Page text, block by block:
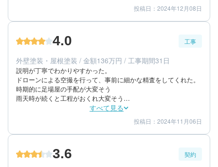
担当さんの連絡紙スピーディーだった事は良かった事です！質問
等LINEするとすぐ返信ありました！
金額感 5
担当者 5
50代/女性/一戸建て
築年数：20年
投稿日：2024年12月08日
4.0 工事
外壁塗装・屋根塗装 / 金額136万円 / 工事期間31日
説明が丁寧でわかりやすかった。
ドローンによる空撮を行って、事前に細かな精査をしてくれた。
時期的に足場屋の手配が大変そう
雨天時が続くと工程がおくれ大変そう
すべて見る
仕上がり 5
満足度 4
50代/男性/一戸建て
投稿日：2024年11月06日
3.6 契約